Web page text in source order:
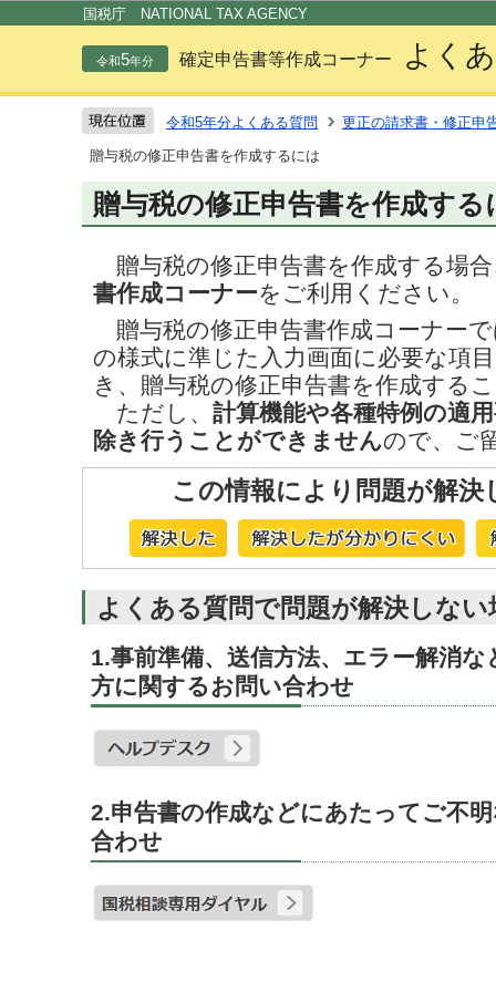
国税庁 NATIONAL TAX AGENCY
令和5年分 確定申告書等作成コーナー よく
令和5年分よくある質問
更正の請求書・修正申
贈与税の修正申告書を作成するには
贈与税の修正申告書を作成する
贈与税の修正申告書を作成する場
書作成コーナーをご利用ください。
贈与税の修正申告書作成コーナー
の様式に準じた入力画面に必要な項
き、贈与税の修正申告書を作成する
ただし、 計算機能や各種特例の適
除き行うことができませんので、ご
この情報により問題が解決
よくある質問で問題が解決しな
1.事前準備、送信方法、エラー解消
方に関するお問い合わせ
2.申告書の作成などにあたってご不
合わせ